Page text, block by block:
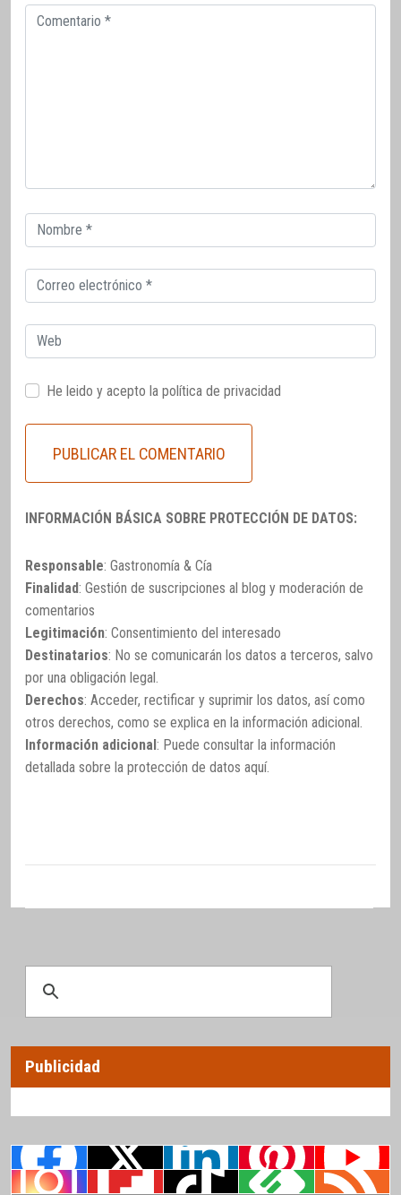
Comentario
Correo
electrónico
Correo
electrónico
Web
He leido y acepto la política de privacidad
INFORMACIÓN BÁSICA SOBRE PROTECCIÓN DE DATOS:
Responsable: Gastronomía & Cía
Finalidad: Gestión de suscripciones al blog y moderación de
comentarios
Legitimación: Consentimiento del interesado
Destinatarios: No se comunicarán los datos a terceros, salvo
por una obligación legal.
Derechos: Acceder, rectificar y suprimir los datos, así como
otros derechos, como se explica en la información adicional.
Información adicional: Puede consultar la información
detallada sobre la protección de datos aquí.
Publicidad